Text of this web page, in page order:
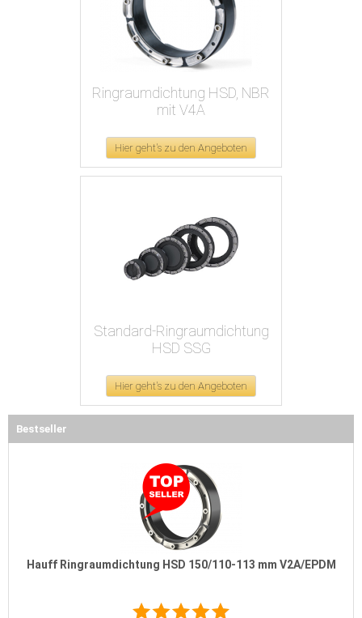
Ringraumdichtung HSD, NBR
mit V4A
Hier geht's zu den Angeboten
Standard-Ringraumdichtung
HSD SSG
Hier geht's zu den Angeboten
Bestseller
Hauff Ringraumdichtung HSD 150/110-113 mm V2A/EPDM